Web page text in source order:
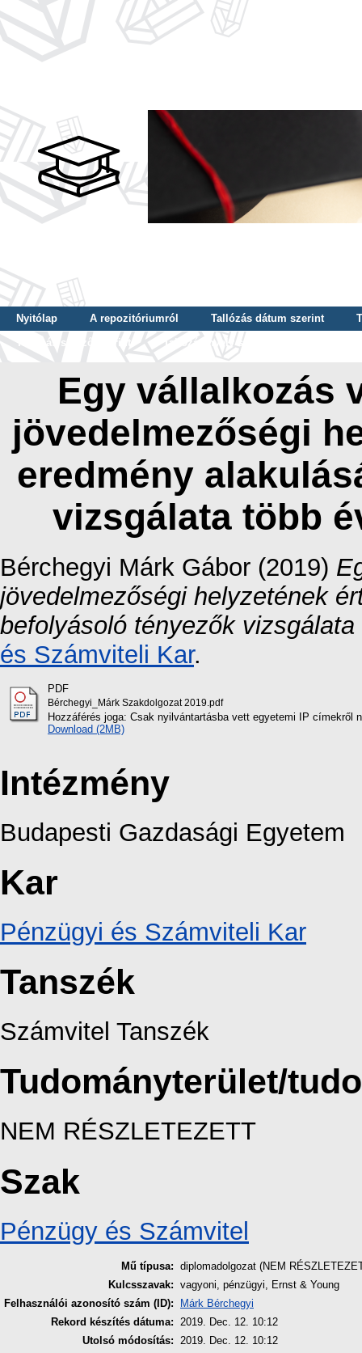
Nyitólap A repozitóriumról Tallózás dátum szerint
Tallózás szerző szerint
Tallózás nyelv szerint
Egy vállalkozás
jövedelmezőségi
eredmény
vizsgálata több
Bérchegyi Márk Gábor (2019)
jövedelmezőségi helyzetének
befolyásoló tényezők
és Számviteli Kar.
PDF
Bérchegyi_Márk Szakdolgozat 2019.pdf
Hozzáférés joga: Csak nyilvántartásba vett egyetemi IP címekről
Download (2MB)
Intézmény
Budapesti Gazdasági Egyetem
Kar
Pénzügyi és Számviteli Kar
Tanszék
Számvitel Tanszék
Tudományterület/
NEM RÉSZLETEZETT
Szak
Pénzügy és Számvitel
Mű típusa: diplomadolgozat (NEM
Kulcsszavak: vagyoni, pénzügyi, Ernst & Young
Felhasználói azonosító szám (ID):
Márk Bérchegyi
Rekord készítés dátuma: 2019. Dec. 12. 10:12
Utolsó módosítás: 2019. Dec. 12. 10:12